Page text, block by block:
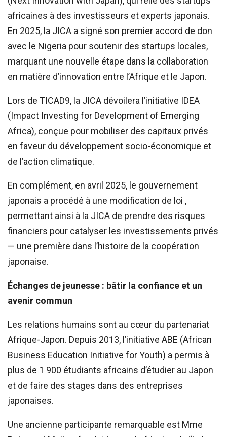
africaines à des investisseurs et experts japonais.
En 2025, la JICA a signé son premier accord de don
avec le Nigeria pour soutenir des startups locales,
marquant une nouvelle étape dans la collaboration
en matière d’innovation entre l’Afrique et le Japon.
Lors de TICAD9, la JICA dévoilera l’initiative IDEA
(Impact Investing for Development of Emerging
Africa), conçue pour mobiliser des capitaux privés
en faveur du développement socio-économique et
de l’action climatique.
En complément, en avril 2025, le gouvernement
japonais a procédé à une modification de loi ,
permettant ainsi à la JICA de prendre des risques
financiers pour catalyser les investissements privés
— une première dans l’histoire de la coopération
japonaise.
Échanges de jeunesse : bâtir la confiance et un
avenir commun
Les relations humains sont au cœur du partenariat
Afrique-Japon. Depuis 2013, l’initiative ABE (African
Business Education Initiative for Youth) a permis à
plus de 1 900 étudiants africains d’étudier au Japon
et de faire des stages dans des entreprises
japonaises.
Une ancienne participante remarquable est Mme